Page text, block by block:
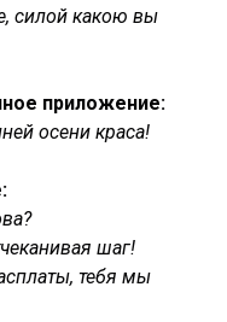
силой какою вы
приложение:
осени краса!
шаг!
тебя мы